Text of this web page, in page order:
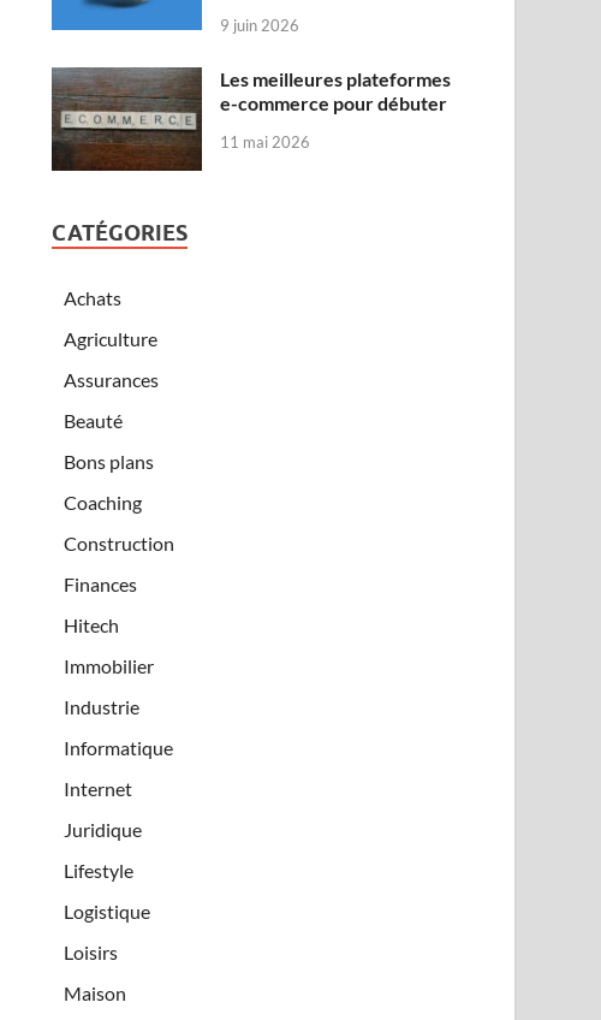
9 juin 2026
Les meilleures plateformes
e-commerce pour débuter
11 mai 2026
CATÉGORIES
Achats
Agriculture
Assurances
Beauté
Bons plans
Coaching
Construction
Finances
Hitech
Immobilier
Industrie
Informatique
Internet
Juridique
Lifestyle
Logistique
Loisirs
Maison